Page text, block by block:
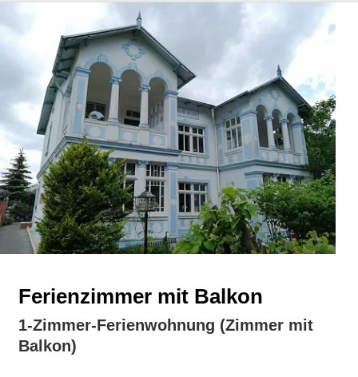
Ferienzimmer mit Balkon
1-Zimmer-Ferienwohnung (Zimmer mit
Balkon)